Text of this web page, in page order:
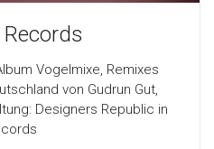
Records
Vogelmixe, Remixes
von Gudrun Gut,
Designers Republic in